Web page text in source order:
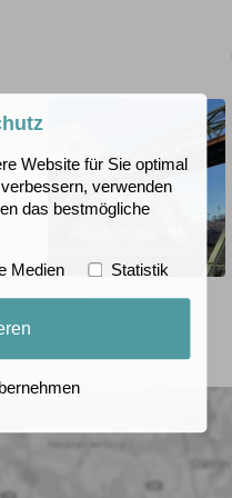
Link
Website für Sie optimal
verwenden
das bestmögliche
Medien Statistik